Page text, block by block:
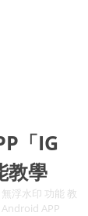
「IG
教學
浮水印 功能 教
APP